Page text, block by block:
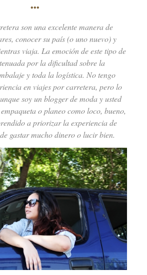
•••
son una excelente manera de
conocer su país (o uno nuevo) y
viaja. La emoción de este tipo de
por la dificultad sobre la
y toda la logística. No tengo
en viajes por carretera, pero lo
soy un blogger de moda y usted
o planeo como loco, bueno,
a priorizar la experiencia de
gastar mucho dinero o lucir bien.